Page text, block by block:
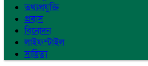
তথ্যপ্রযুক্তি
প্রবাস
বিনোদন
লাইফস্টাইল
সাহিত্য